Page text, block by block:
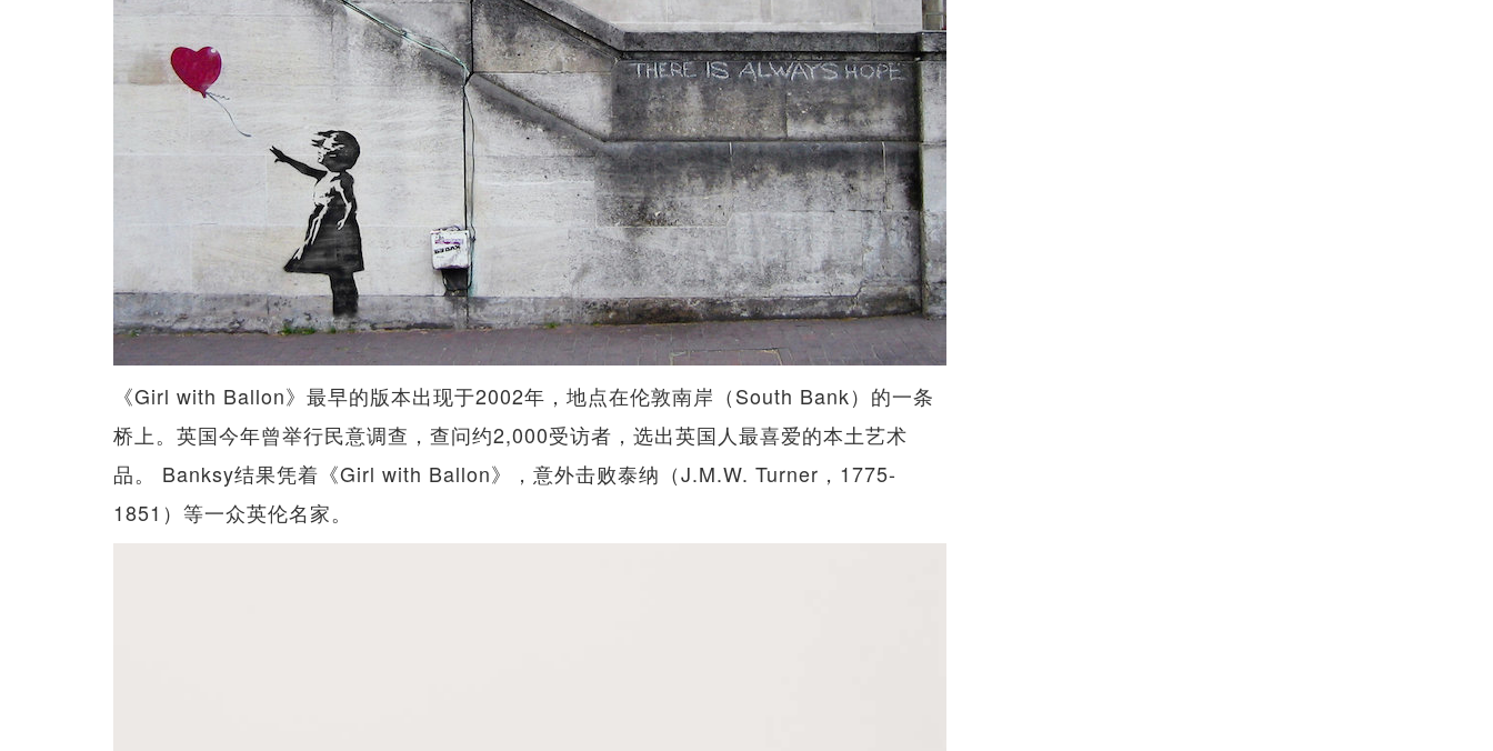
《Girl with Ballon》最早的版本出现于2002年，地点在伦敦南岸（South Bank）的一条
桥上。英国今年曾举行民意调查，查问约2,000受访者，选出英国人最喜爱的本土艺术
品。 Banksy结果凭着《Girl with Ballon》，意外击败泰纳（J.M.W. Turner，1775-
1851）等一众英伦名家。